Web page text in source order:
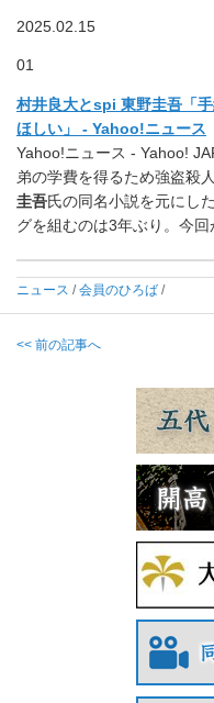
2025.02.15
01
村井良大とspi 東野圭吾「
ほしい」 - Yahoo!ニュース
Yahoo!ニュース - Yahoo!
弟の学費を得るため強盗殺
圭吾氏の同名小説を元にし
グを組むのは3年ぶり。今回
ニュース /会員のひろば /
<< 前の記事へ